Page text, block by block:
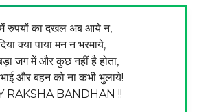
में रुपयों का दखल अब आये न,
क्या पाया मन न भरमाये,
जग में और कुछ नहीं है होता,
और बहन को ना कभी भुलाये!
RAKSHA BANDHAN !!